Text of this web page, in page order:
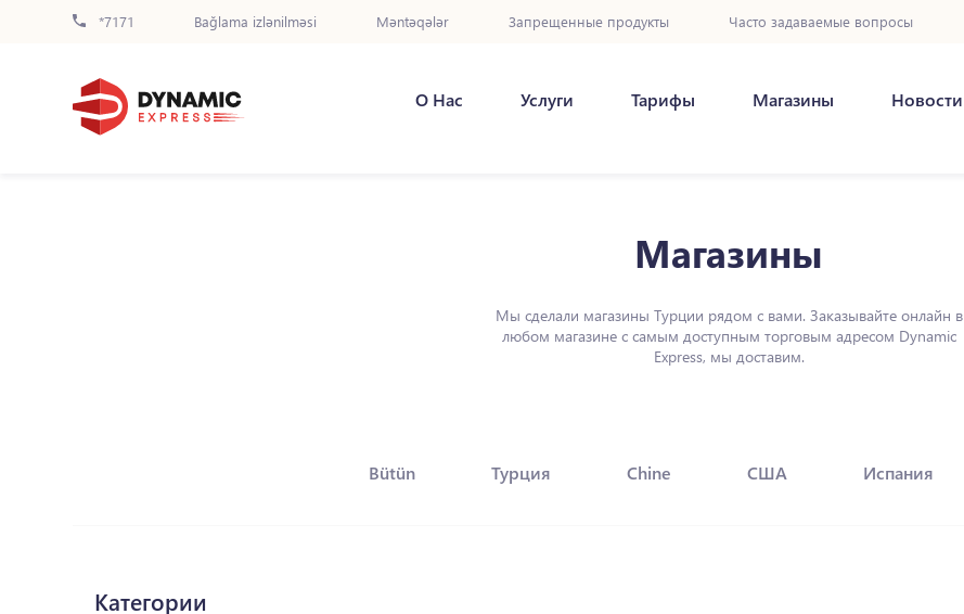
*7171 Bağlama izlənilməsi Məntəqələr Запрещенные продукты Часто задаваемые вопросы
О Нас Услуги Тарифы Магазины Новости
Магазины
Мы сделали магазины Турции рядом с вами. Заказывайте онлайн в
любом магазине с самым доступным торговым адресом Dynamic
Express, мы доставим.
Bütün Турция Chine США Испания
Категории